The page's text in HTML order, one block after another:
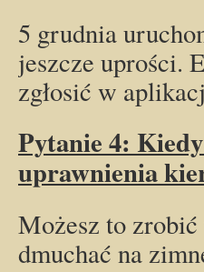
5 grudnia
jeszcze uprości.
zgłosić w
Pytanie 4:
uprawnienia
Możesz to
dmuchać na